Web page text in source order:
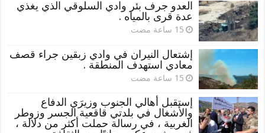
العدو جرف بئر وادي السلوقي الذي يغذي
عدة قرى بالمياه .
إشتعال النيران في وادي زبقين جراء قصف
معادي استهدف المنطقة .
إستقبل أهالي الجنوب وزيرَي الدفاع
والأشغال في بلدتي قاقعية الجسر وزوطر
الغربية ، في رسالة حملت أكثر من دلالة ،